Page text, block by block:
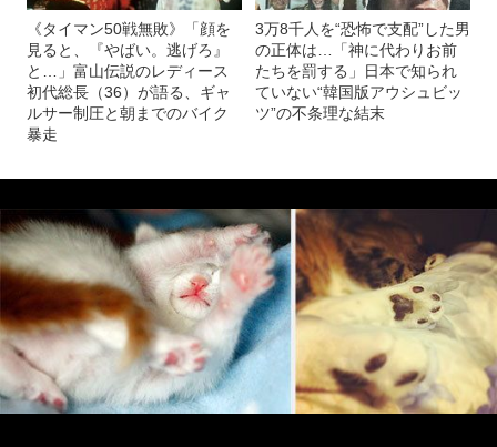
《タイマン50戦無敗》「顔を
見ると、『やばい。逃げろ』
と…」富山伝説のレディース
初代総長（36）が語る、ギャ
ルサー制圧と朝までのバイク
暴走
3万8千人を“恐怖で支配”した男
の正体は…「神に代わりお前
たちを罰する」日本で知られ
ていない“韓国版アウシュビッ
ツ”の不条理な結末